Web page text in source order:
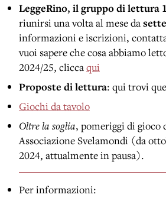
LeggeRino, il gruppo di lettura
riunirsi una volta al mese da
informazioni e iscrizioni,
vuoi sapere che cosa abbiamo
2024/25, cliccaqui
Proposte di lettura: qui trovi
Giochi da tavolo
Oltre la soglia, pomeriggi di gioco
Associazione Svelamondi (da
2024, attualmente in pausa).
Per informazioni: